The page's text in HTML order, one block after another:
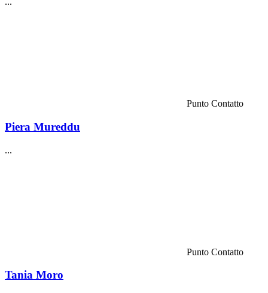
Punto Contatto
Piera Mureddu
...
Punto Contatto
Tania Moro